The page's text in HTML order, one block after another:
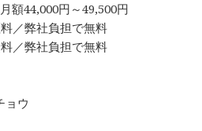
額44,000円～49,500円
／弊社負担で無料
／弊社負担で無料
ョウ